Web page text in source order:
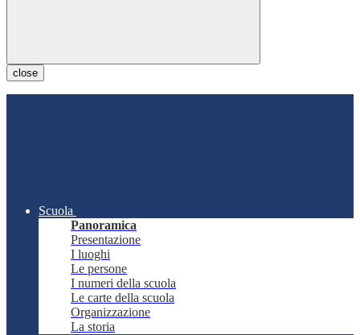
close
Scuola
Panoramica
Presentazione
I luoghi
Le persone
I numeri della scuola
Le carte della scuola
Organizzazione
La storia